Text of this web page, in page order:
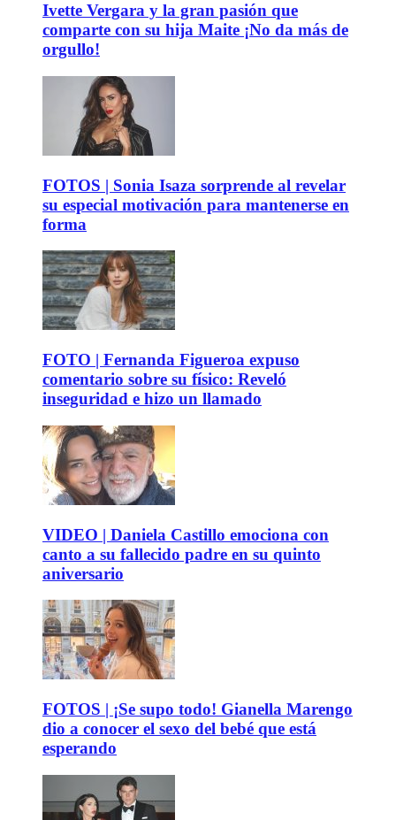
Ivette Vergara y la gran pasión que
comparte con su hija Maite ¡No da más de
orgullo!
FOTOS | Sonia Isaza sorprende al revelar
su especial motivación para mantenerse en
forma
FOTO | Fernanda Figueroa expuso
comentario sobre su físico: Reveló
inseguridad e hizo un llamado
VIDEO | Daniela Castillo emociona con
canto a su fallecido padre en su quinto
aniversario
FOTOS | ¡Se supo todo! Gianella Marengo
dio a conocer el sexo del bebé que está
esperando